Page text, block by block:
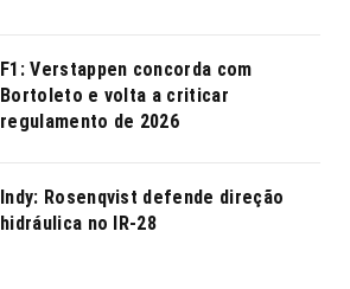
F1: Verstappen concorda com
Bortoleto e volta a criticar
regulamento de 2026
Indy: Rosenqvist defende direção
hidráulica no IR-28